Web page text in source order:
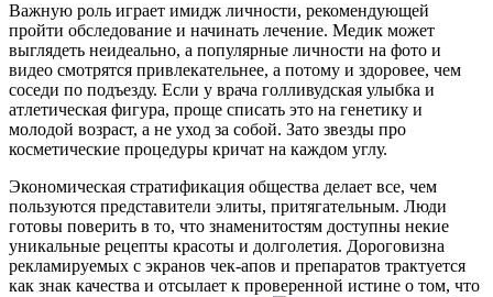
Важную роль играет имидж личности, рекомендующей
пройти обследование и начинать лечение. Медик может
выглядеть неидеально, а популярные личности на фото и
видео смотрятся привлекательнее, а потому и здоровее, чем
соседи по подъезду. Если у врача голливудская улыбка и
атлетическая фигура, проще списать это на генетику и
молодой возраст, а не уход за собой. Зато звезды про
косметические процедуры кричат на каждом углу.
Экономическая стратификация общества делает все, чем
пользуются представители элиты, притягательным. Люди
готовы поверить в то, что знаменитостям доступны некие
уникальные рецепты красоты и долголетия. Дороговизна
рекламируемых с экранов чек-апов и препаратов трактуется
как знак качества и отсылает к проверенной истине о том, что